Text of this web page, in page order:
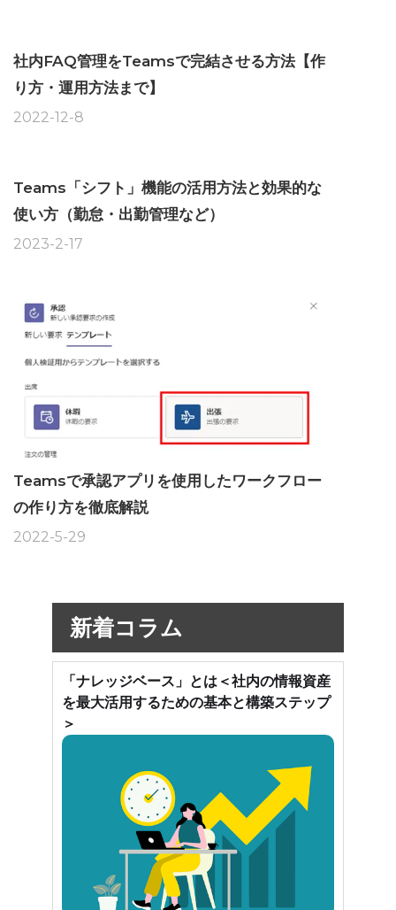
社内FAQ管理をTeamsで完結させる方法【作
り方・運用方法まで】
2022-12-8
Teams「シフト」機能の活用方法と効果的な
使い方（勤怠・出勤管理など）
2023-2-17
Teamsで承認アプリを使用したワークフロー
の作り方を徹底解説
2022-5-29
新着コラム
「ナレッジベース」とは＜社内の情報資産
を最大活用するための基本と構築ステップ
＞